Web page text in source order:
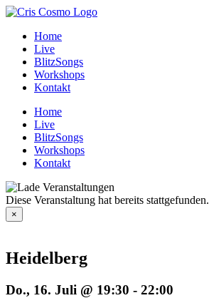
Zum
springenHome
Live
BlitzSongs
Workshops
Kontakt
Home
Live
BlitzSongs
Workshops
Kontakt
Diese Veranstaltung hat bereits stattgefunden.
×
Heidelberg
Do., 16. Juli @ 19:30 - 22:00